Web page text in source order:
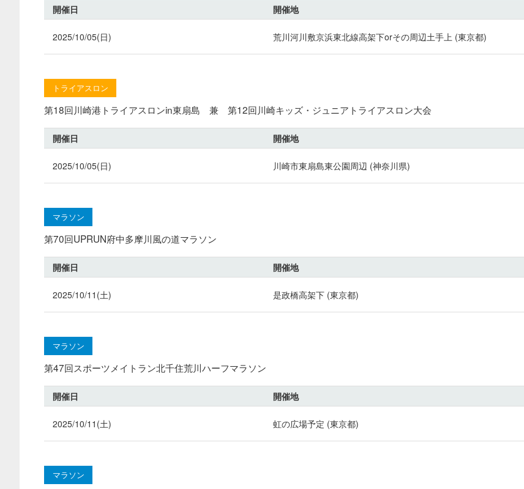
開催日 開催地
2025/10/05(日) 荒川河川敷京浜東北線高架下orその周辺土手上 (東京都)
トライアスロン
第18回川崎港トライアスロンin東扇島 兼 第12回川崎キッズ・ジュニアトライアスロン大会
開催日 開催地
2025/10/05(日) 川崎市東扇島東公園周辺 (神奈川県)
マラソン
第70回UPRUN府中多摩川風の道マラソン
開催日 開催地
2025/10/11(土) 是政橋高架下 (東京都)
マラソン
第47回スポーツメイトラン北千住荒川ハーフマラソン
開催日 開催地
2025/10/11(土) 虹の広場予定 (東京都)
マラソン